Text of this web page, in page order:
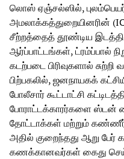
லொஸ் ஏஞ்சல்ஸில்,
அமலாக்கத்துறையினரின்
சீற்றத்தைத் தூண்டிய
ஆர்ப்பாட்டங்கள், ட்ரம்ப்பால்
கடற்படை பிரிவுகளால்
பிற்பகலில், ஜனநாயகக்
போலீசார் கூட்டாட்சி
போராட்டக்காரர்களை ஸ்டன்
தோட்டாக்கள் மற்றும்
அதில் குறைந்தது ஆறு பேர்
கணக்கானவர்கள் கைது